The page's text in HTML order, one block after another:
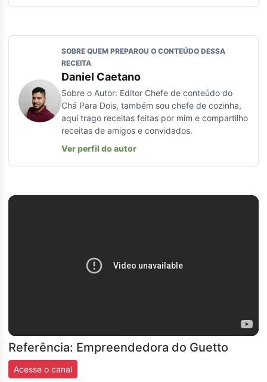
SOBRE QUEM PREPAROU O CONTEÚDO DESSA
RECEITA
Daniel Caetano
Sobre o Autor: Editor Chefe de conteúdo do
Chá Para Dois, também sou chefe de cozinha,
aqui trago receitas feitas por mim e compartilho
receitas de amigos e convidados.
Ver perfil do autor
Referência: Empreendedora do Guetto
Acesse o canal